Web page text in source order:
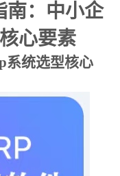
南：中小企
心要素
系统选型核心